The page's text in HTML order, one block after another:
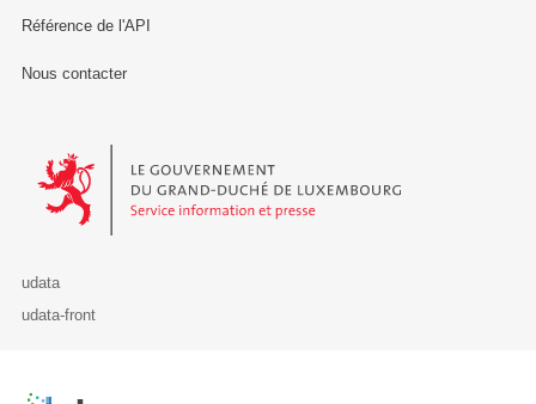
Référence de l'API
Nous contacter
Le Gouvernement du Grand-Duché de Luxembourg - Service
udata
udata-front